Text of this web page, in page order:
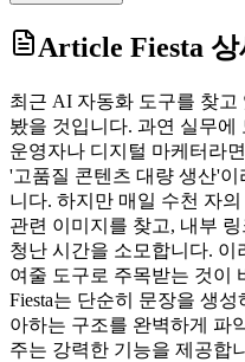
Article Fiesta 상
최근 AI 자동화 도구를 찾고
봤을 것입니다. 과연 실무에
운영자나 디지털 마케터라
'고품질 콘텐츠 대량 생산'
니다. 하지만 매일 수천 자
관련 이미지를 찾고, 내부
청난 시간을 소모합니다.
여줄 도구로 주목받는 것이
Fiesta는 단순히 문장을 생
아하는 구조를 완벽하게 파
주는 강력한 기능을 제공합